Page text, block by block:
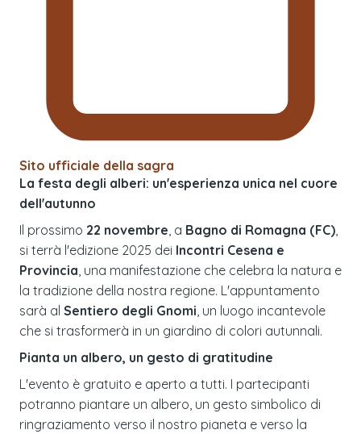
Sito ufficiale della sagra
La festa degli alberi: un'esperienza unica nel cuore
dell'autunno
Il prossimo 22 novembre , a Bagno di Romagna (FC)
si terrà l'edizione 2025 dei Incontri Cesena e
Provincia , una manifestazione che celebra la natura e
la tradizione della nostra regione. L'appuntamento
sarà al Sentiero degli Gnomi , un luogo incantevole
che si trasformerà in un giardino di colori autunnali.
Pianta un albero, un gesto di gratitudine
L'evento è gratuito e aperto a tutti. I partecipanti
potranno piantare un albero, un gesto simbolico di
ringraziamento verso il nostro pianeta e verso la